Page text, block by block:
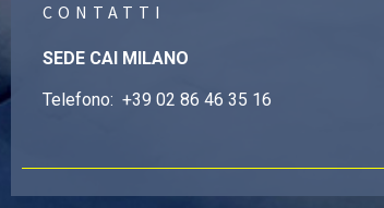
CONTATTI
SEDE CAI MILANO
Telefono: +39 02 86 46 35 16